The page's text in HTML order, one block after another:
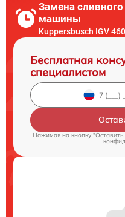
Замена
машины
Kuppersbusch IGV
Бесплатная
специалистом
Нажимая на кнопку "Оставить